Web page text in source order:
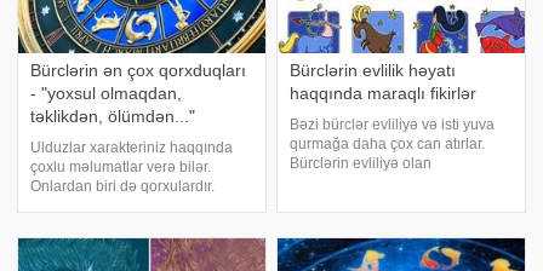
Bürclərin ən çox qorxduqları
- "yoxsul olmaqdan,
təklikdən, ölümdən..."
Ulduzlar xarakteriniz haqqında
çoxlu məlumatlar verə bilər.
Onlardan biri də qorxulardır.
təqdim edir:. Qoç – klaustrofobiya
- qapalı yerdə qalmaqdan və tək
Bürclərin evlilik həyatı
haqqında maraqlı fikirlər
Bəzi bürclər evliliyə və isti yuva
qurmağa daha çox can atırlar.
Bürclərin evliliyə olan
inanılmaz dərəcədə dəyişdirib
şənləndir